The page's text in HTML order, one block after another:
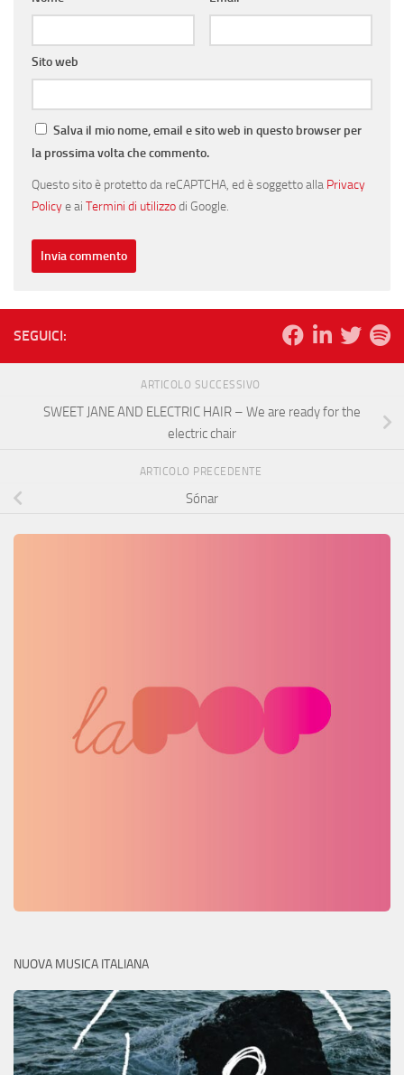
Sito web
Salva il mio nome, email e sito web in questo browser per
la prossima volta che commento.
Questo sito è protetto da reCAPTCHA, ed è soggetto alla Privacy
Policye ai Termini di utilizzodi Google.
SEGUICI:
ARTICOLO SUCCESSIVO
SWEET JANE AND ELECTRIC HAIR – We are ready for the
electric chair
ARTICOLO PRECEDENTE
Sónar
NUOVA MUSICA ITALIANA